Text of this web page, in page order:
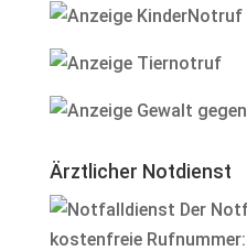
Ärztlicher Notdienst
Der
kostenfreie Rufnummer: